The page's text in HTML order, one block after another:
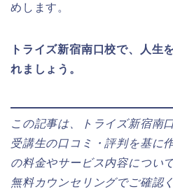
めします。
トライズ新宿南口校で、人生
れましょう。
この記事は、トライズ新宿南
受講生の口コミ・評判を基に
の料金やサービス内容につい
無料カウンセリングでご確認